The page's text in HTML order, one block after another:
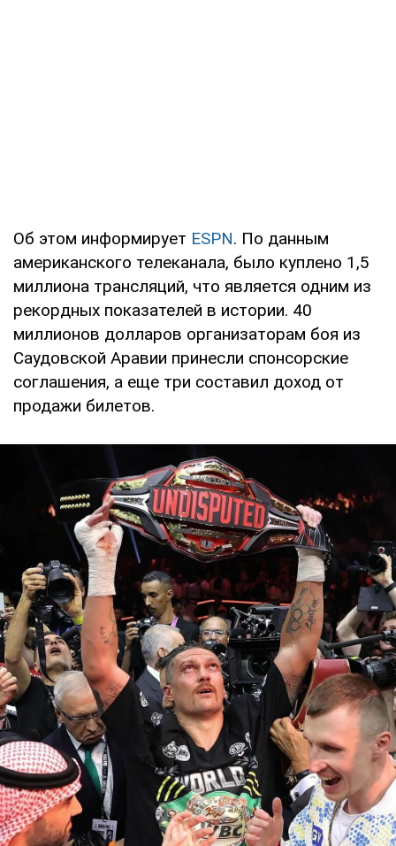
Об этом информирует ESPN. По данным
американского телеканала, было куплено 1,5
миллиона трансляций, что является одним из
рекордных показателей в истории. 40
миллионов долларов организаторам боя из
Саудовской Аравии принесли спонсорские
соглашения, а еще три составил доход от
продажи билетов.